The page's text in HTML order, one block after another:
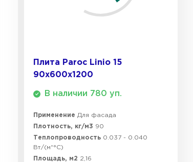
Плита Paroc Linio 15
90х600х1200
В наличии 780 уп.
Применение Для фасада
Плотность, кг/м3 90
Теплопроводность 0.037 - 0.040
Вт/(м*°C)
Площадь, м2 2,16